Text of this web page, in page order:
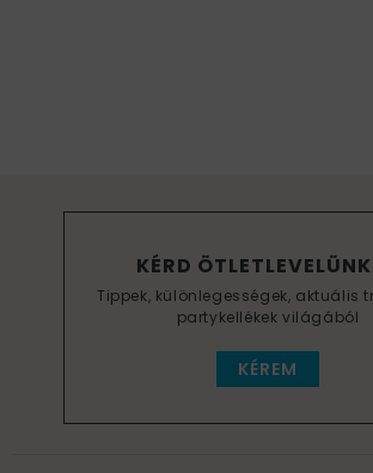
KÉRD
Tippek, különlegességek, aktuális
partykellékek világából
KÉREM